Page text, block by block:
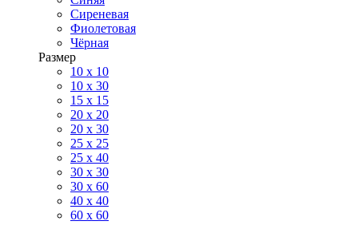
Сиреневая
Фиолетовая
Чёрная
Размер
10 х 10
10 x 30
15 x 15
20 х 20
20 x 30
25 x 25
25 x 40
30 x 30
30 х 60
40 х 40
60 х 60